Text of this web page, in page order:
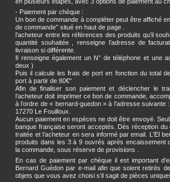
- Paiement par chèque :
Un bon de commande à compléter peut être affiché
de commande" situé en haut de page .
l’acheteur entre les références des produits qu’il
quantité souhaitée , renseigne l’adresse de
livraison si différente.
Il renseigne également un N° de téléphone et une
deux )
Puis il calcule les frais de port en fonction du total
port à partir de 80€"
Afin de finaliser son paiement et déclencher le
l’acheteur doit imprimer ce bon de commande,
à l’ordre de « bernard-guedon » à l’adresse suivante
17270 Le Fouilloux.
Aucun paiement en espèces ne doit être envoyé.
banque française seront acceptés. Dès réception
traitée et l’acheteur en sera informé par email. L'EI
produits dans les 3 à 9 ouvrés après encaissement
la commande, sous réserve de provisions .
En cas de paiement par chèque il est important
Bernard Guédon par e-mail afin que soient retirés
objets que vous avez choisi s'il sagit de pièces